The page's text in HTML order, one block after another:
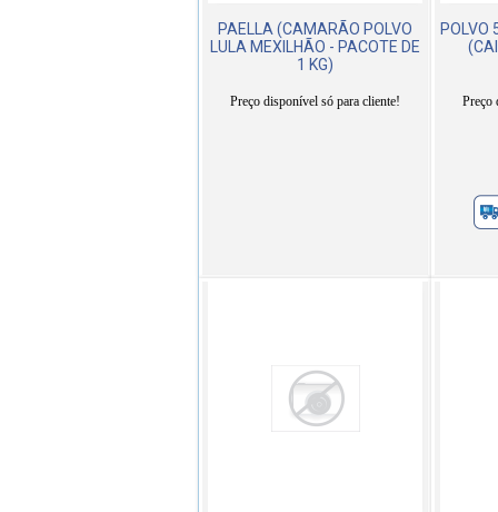
PAELLA (CAMARÃO POLVO
LULA MEXILHÃO - PACOTE DE
1 KG)
Preço disponível só para cliente!
POLVO
Preço